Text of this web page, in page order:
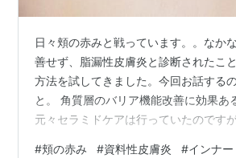
日々頬の赤みと戦っています。。なか
善せず、脂漏性皮膚炎と診断されたこ
方法を試してきました。今回お話する
と。 角質層のバリア機能改善に効果あ
元々セラミドケアは行っていたのです
#頬の赤み #資料性皮膚炎 #インナ